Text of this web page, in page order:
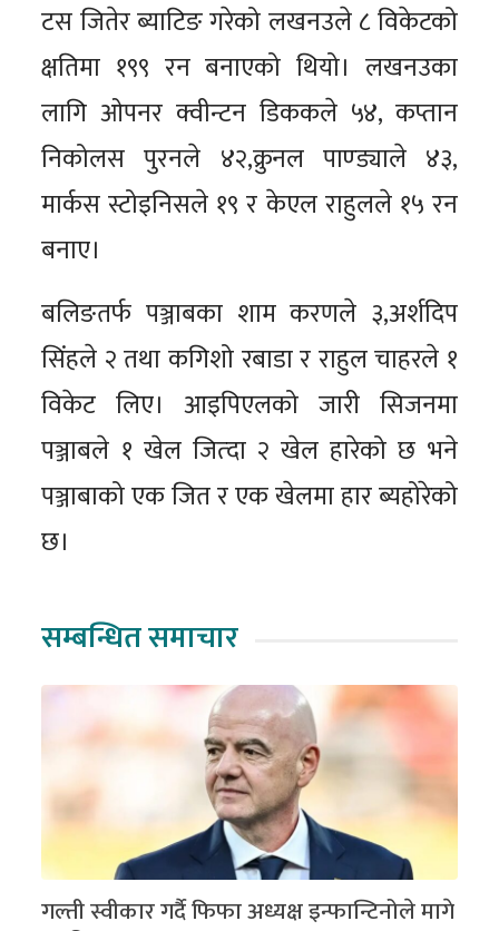
टस जितेर ब्याटिङ गरेको लखनउले ८ विकेटको
क्षतिमा १९९ रन बनाएको थियो। लखनउका
लागि ओपनर क्वीन्टन डिककले ५४, कप्तान
निकोलस पुरनले ४२,क्रुनल पाण्ड्याले ४३,
मार्कस स्टोइनिसले १९ र केएल राहुलले १५ रन
बनाए।
बलिङतर्फ पञ्जाबका शाम करणले ३,अर्शदिप
सिंहले २ तथा कगिशो रबाडा र राहुल चाहरले १
विकेट लिए। आइपिएलको जारी सिजनमा
पञ्जाबले १ खेल जित्दा २ खेल हारेको छ भने
पञ्जाबाको एक जित र एक खेलमा हार ब्यहोरेको
छ।
सम्बन्धित समाचार
गल्ती स्वीकार गर्दै फिफा अध्यक्ष इन्फान्टिनोले मागे